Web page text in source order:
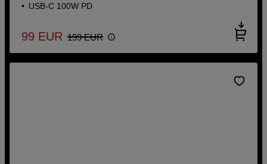
USB-C 100W PD
99 EUR 199 EUR